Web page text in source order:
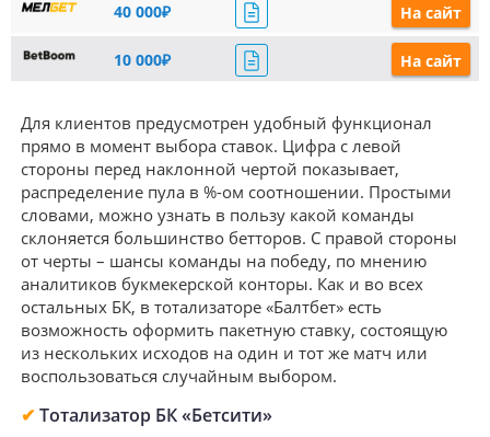
40 000₽ На сайт
10 000₽ На сайт
Для клиентов предусмотрен удобный функционал
прямо в момент выбора ставок. Цифра с левой
стороны перед наклонной чертой показывает,
распределение пула в %-ом соотношении. Простыми
словами, можно узнать в пользу какой команды
склоняется большинство бетторов. С правой стороны
от черты – шансы команды на победу, по мнению
аналитиков букмекерской конторы. Как и во всех
остальных БК, в тотализаторе «Балтбет» есть
возможность оформить пакетную ставку, состоящую
из нескольких исходов на один и тот же матч или
воспользоваться случайным выбором.
✔ Тотализатор БК «Бетсити»